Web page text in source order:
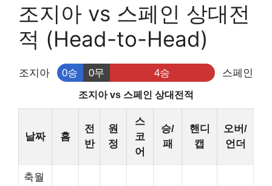
조지아 vs 스페인 상대전
적 (Head-to-Head)
조지아 0승 0무 4승 스페인
조지아 vs 스페인 상대전적
날짜 홈
전
반
원
정
스
코
어
승/
패
핸디
캡
오버/
언더
축월